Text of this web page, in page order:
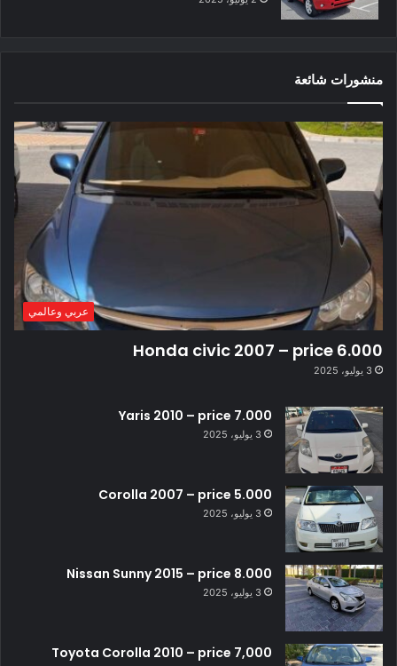
منشورات شائعة
عربي وعالمي
Honda civic 2007 – price 6.000
3 يوليو، 2025
Yaris 2010 – price 7.000
3 يوليو، 2025
Corolla 2007 – price 5.000
3 يوليو، 2025
Nissan Sunny 2015 – price 8.000
3 يوليو، 2025
Toyota Corolla 2010 – price 7,000